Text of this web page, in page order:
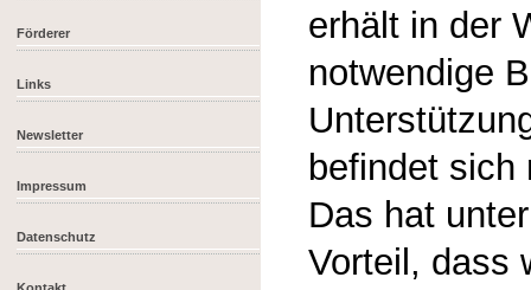
Förderer
Links
Newsletter
Impressum
Datenschutz
erhält in der
notwendige
befindet sich
Das hat
Vorteil, dass